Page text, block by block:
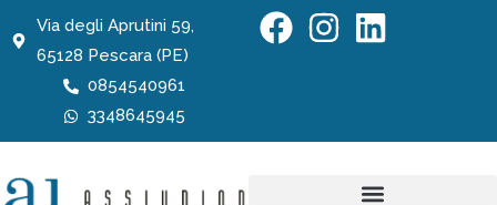
Via degli Aprutini 59,
65128 Pescara (PE)
0854540961
3348645945